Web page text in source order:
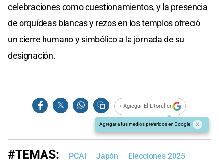
celebraciones como cuestionamientos, y la presencia
de orquídeas blancas y rezos en los templos ofreció
un cierre humano y simbólico a la jornada de su
designación.
+ Agregar El Litoral en
Agregar a tus medios preferidos en Google
#TEMAS: PCAI Japón Elecciones 2025